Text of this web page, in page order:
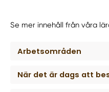
Se mer innehåll från våra
Arbetsområden
När det är dags att